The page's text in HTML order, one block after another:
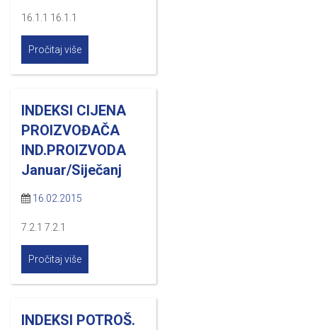
16.1.1 16.1.1
Pročitaj više
INDEKSI CIJENA
PROIZVOĐAČA
IND.PROIZVODA
Januar/Siječanj
16.02.2015
7.2.1 7.2.1
Pročitaj više
INDEKSI POTROŠ.